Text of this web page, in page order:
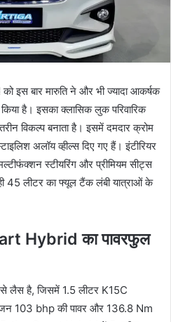
बार मारुति ने और भी ज्यादा आकर्षक
है। इसका क्लासिक लुक परिवारिक
विकल्प बनाता है। इसमें दमदार क्रोम
अलॉय व्हील्स दिए गए हैं। इंटीरियर
स्टीयरिंग और प्रीमियम सीट्स
45 लीटर का फ्यूल टैंक लंबी यात्राओं के
Hybrid का पावरफुल
लैस है, जिसमें 1.5 लीटर K15C
103 bhp की पावर और 136.8 Nm